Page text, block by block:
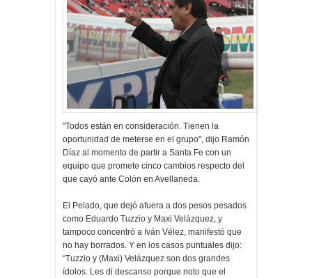
"Todos están en consideración. Tienen la
oportunidad de meterse en el grupo", dijo Ramón
Díaz al momento de partir a Santa Fe con un
equipo que promete cinco cambios respecto del
que cayó ante Colón en Avellaneda.
El Pelado, que dejó afuera a dos pesos pesados
como Eduardo Tuzzio y Maxi Velázquez, y
tampoco concentró a Iván Vélez, manifestó que
no hay borrados. Y en los casos puntuales dijo:
“Tuzzio y (Maxi) Velázquez son dos grandes
ídolos. Les di descanso porque noto que el